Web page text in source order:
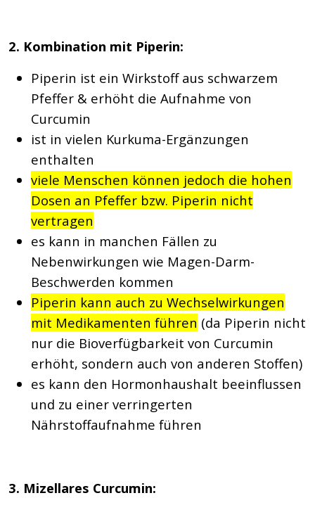
2. Kombination mit Piperin:
Piperin ist ein Wirkstoff aus schwarzem
Pfeffer & erhöht die Aufnahme von
Curcumin
ist in vielen Kurkuma-Ergänzungen
enthalten
viele Menschen können jedoch die hohen
Dosen an Pfeffer bzw. Piperin nicht
vertragen
es kann in manchen Fällen zu
Nebenwirkungen wie Magen-Darm-
Beschwerden kommen
Piperin kann auch zu Wechselwirkungen
mit Medikamenten führen (da Piperin nicht
nur die Bioverfügbarkeit von Curcumin
erhöht, sondern auch von anderen Stoffen)
es kann den Hormonhaushalt beeinflussen
und zu einer verringerten
Nährstoffaufnahme führen
3. Mizellares Curcumin: